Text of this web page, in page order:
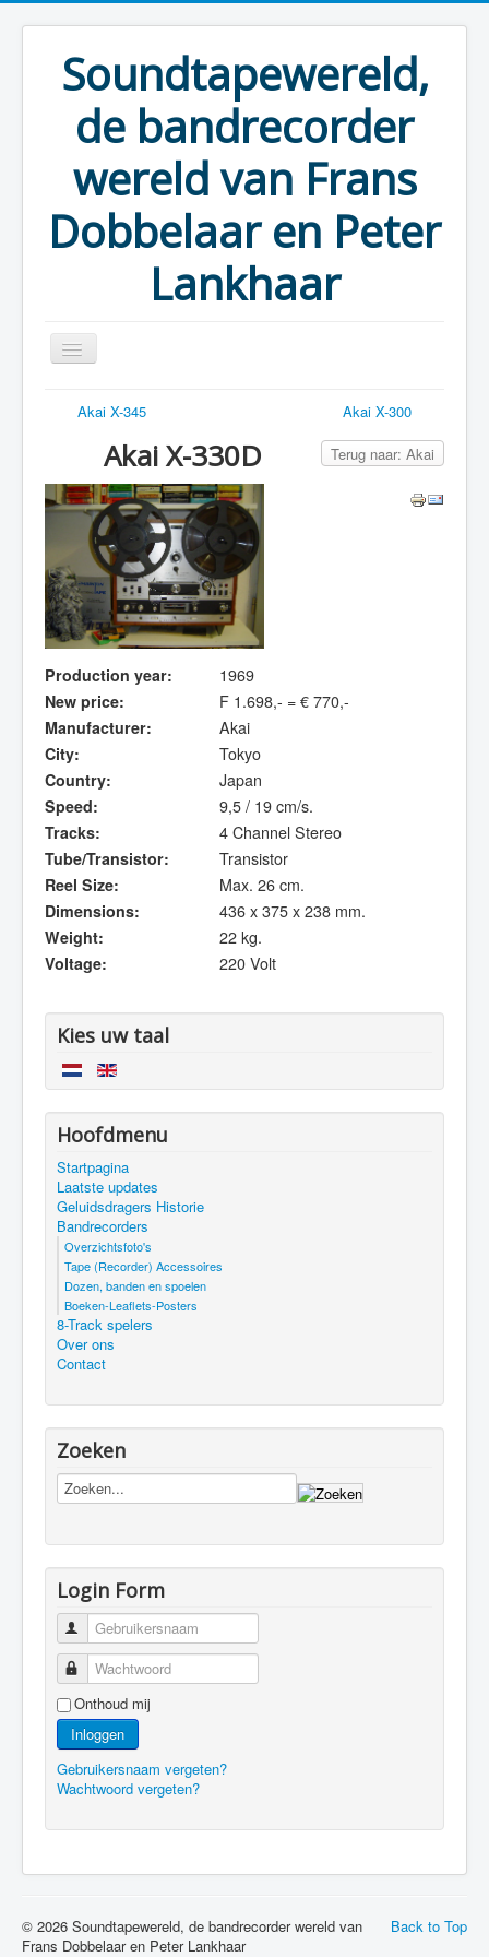
Soundtapewereld,
de bandrecorder
wereld van Frans
Dobbelaar en Peter
Lankhaar
U bevindt zich hier:
Bandrecorders
Akai X-345 Akai X-300
Terug naar: Akai
Akai X-330D
Production year:
1969
New price:
F 1.698,- = € 770,-
Manufacturer:
Akai
City:
Tokyo
Country:
Japan
Speed:
9,5 / 19 cm/s.
Tracks:
4 Channel Stereo
Tube/Transistor:
Transistor
Reel Size:
Max. 26 cm.
Dimensions:
436 x 375 x 238 mm.
Weight:
22 kg.
Voltage:
220 Volt
Kies uw taal
Hoofdmenu
Startpagina
Laatste updates
Geluidsdragers Historie
Bandrecorders
Overzichtsfoto's
Tape (Recorder) Accessoires
Dozen, banden en spoelen
Boeken-Leaflets-Posters
8-Track spelers
Over ons
Contact
Zoeken
Login Form
Gebruikersnaam
Wachtwoord
Onthoud mij
Inloggen
Gebruikersnaam vergeten?
Wachtwoord vergeten?
Back to Top
© 2026 Soundtapewereld, de bandrecorder wereld van
Frans Dobbelaar en Peter Lankhaar